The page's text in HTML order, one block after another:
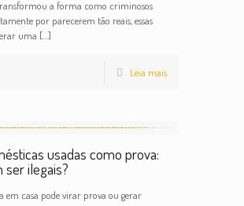
a forma como criminosos
por parecerem tão reais, essas
uma […]
Leia mais
usadas como prova:
ilegais?
em casa pode virar prova ou gerar